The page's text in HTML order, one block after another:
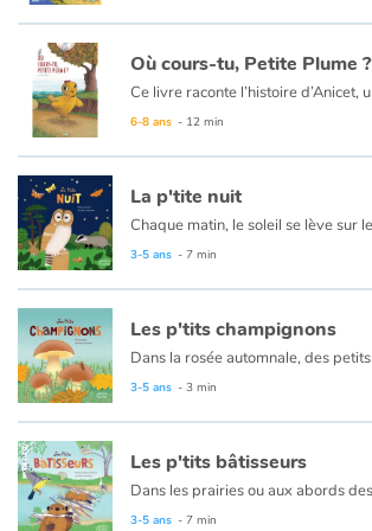
Où cours-tu, Petite Plume ?
6-8 ans - 12 min
La p'tite nuit
3-5 ans - 7 min
Les p'tits champignons
3-5 ans - 3 min
Les p'tits bâtisseurs
3-5 ans - 7 min